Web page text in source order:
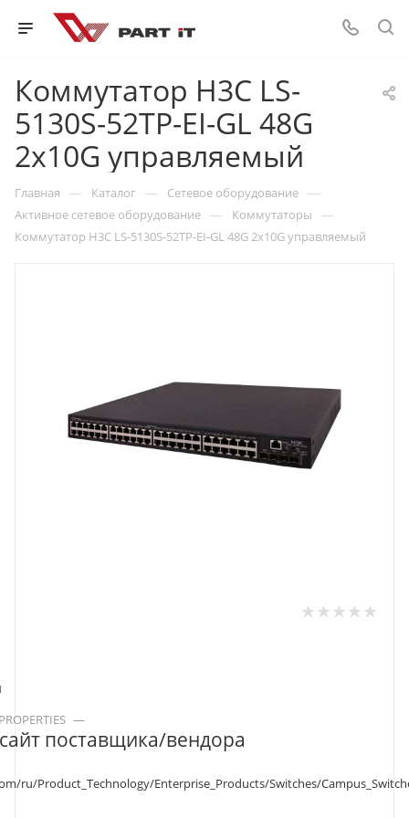
Коммутатор H3C LS-
5130S-52TP-EI-GL 48G
2x10G управляемый
Главная — Каталог — Сетевое оборудование —
Активное сетевое оборудование — Коммутаторы —
Коммутатор H3C LS-5130S-52TP-EI-GL 48G 2x10G управляемый
—
поставщика/вендора
ru/Product_Technology/Enterprise_Products/Switches/